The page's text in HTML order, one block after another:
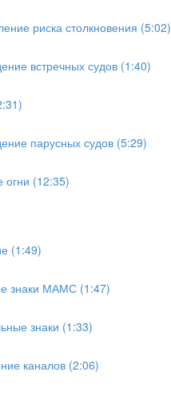
риска столкновения (5:02)
встречных судов (1:40)
парусных судов (5:29)
огни (12:35)
(1:49)
знаки МАМС (1:47)
знаки (1:33)
каналов (2:06)